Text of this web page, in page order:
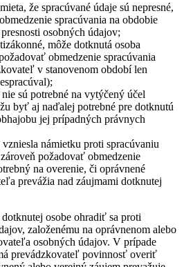
že spracúvané údaje sú nepresné,
spracúvania na obdobie
osobných údajov;
môže dotknutá osoba
obmedzenie spracúvania
v stanovenom období len
sú potrebné na vytýčený účel
byť aj naďalej potrebné pre dotknutú
jej prípadných právnych
námietku proti spracúvaniu
požadovať obmedzenie
na overenie, či oprávnené
prevážia nad záujmami dotknutej
osobe ohradiť sa proti
založenému na oprávnenom alebo
osobných údajov. V prípade
prevádzkovateľ povinnosť overiť